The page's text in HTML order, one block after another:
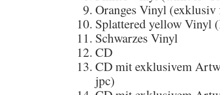
Oranges Vinyl
Splattered yellow Vinyl
Schwarzes Vinyl
CD
CD mit exklusivem
jpc)